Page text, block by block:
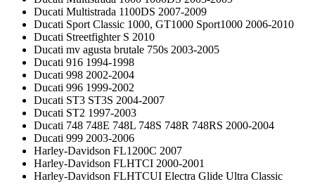
Ducati Multistrada 1100DS 2007-2009
Ducati Sport Classic 1000, GT1000 Sport1000 2006-2010
Ducati Streetfighter S 2010
Ducati mv agusta brutale 750s 2003-2005
Ducati 916 1994-1998
Ducati 998 2002-2004
Ducati 996 1999-2002
Ducati ST3 ST3S 2004-2007
Ducati ST2 1997-2003
Ducati 748 748E 748L 748S 748R 748RS 2000-2004
Ducati 999 2003-2006
Harley-Davidson FL1200C 2007
Harley-Davidson FLHTCI 2000-2001
Harley-Davidson FLHTCUI Electra Glide Ultra Classic